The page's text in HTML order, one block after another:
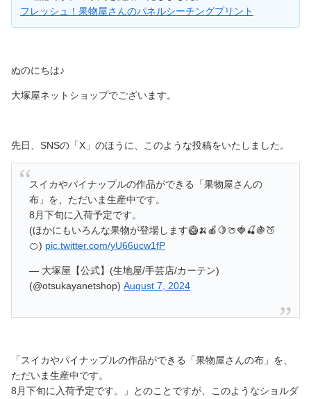
フレッシュ！果物屋さんのパネルシーチングプリント
ぬのにちは♪
大塚屋ネットショップでございます。
先日、SNSの「X」のほうに、このような投稿をいたしました。
スイカやパイナップルの作品ができる「果物屋さんの
布」を、ただいま生産中です。
8月下旬に入荷予定です。
(ほかにもいろんな果物が登場します🥝🍌🍎🍋🍈🍓🍒🍇🍑
🍊) pic.twitter.com/yU66ucw1fP
— 大塚屋【公式】(生地屋/手芸店/カーテン)
(@otsukayanetshop)August 7, 2024
「スイカやパイナップルの作品ができる「果物屋さんの布」を、
ただいま生産中です。
8月下旬に入荷予定です。」とのことですが、このようなショルダ